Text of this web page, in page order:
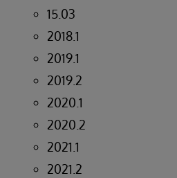
15.03
2018.1
2019.1
2019.2
2020.1
2020.2
2021.1
2021.2